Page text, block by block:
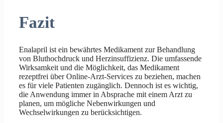
Fazit
Enalapril ist ein bewährtes Medikament zur Behandlung
von Bluthochdruck und Herzinsuffizienz. Die umfassende
Wirksamkeit und die Möglichkeit, das Medikament
rezeptfrei über Online-Arzt-Services zu beziehen, machen
es für viele Patienten zugänglich. Dennoch ist es wichtig,
die Anwendung immer in Absprache mit einem Arzt zu
planen, um mögliche Nebenwirkungen und
Wechselwirkungen zu berücksichtigen.